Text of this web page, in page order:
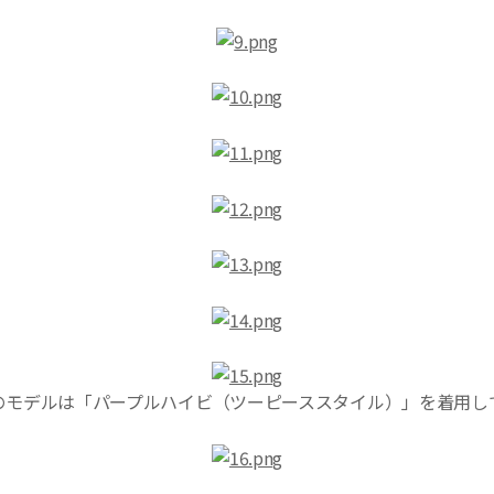
デルは「パープルハイビ（ツーピーススタイル）」を着用し